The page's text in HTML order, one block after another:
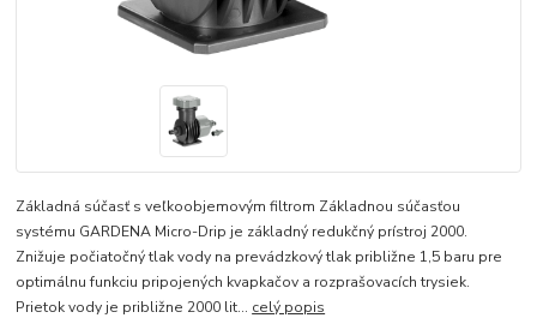
Základná súčasť s veľkoobjemovým filtrom Základnou súčasťou
systému GARDENA Micro-Drip je základný redukčný prístroj 2000.
Znižuje počiatočný tlak vody na prevádzkový tlak približne 1,5 baru pre
optimálnu funkciu pripojených kvapkačov a rozprašovacích trysiek.
Prietok vody je približne 2000 lit... celý popis